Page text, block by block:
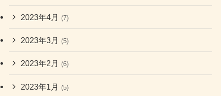
2023年4月 (7)
2023年3月 (5)
2023年2月 (6)
2023年1月 (5)